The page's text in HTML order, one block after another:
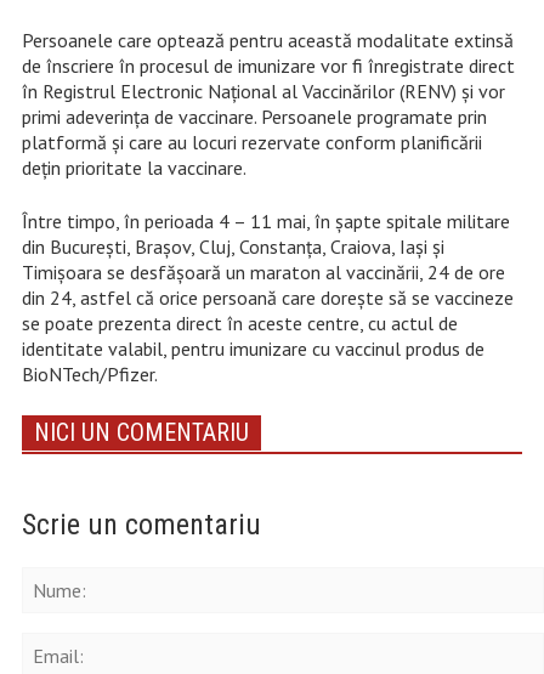
Persoanele care optează pentru această modalitate extinsă
de înscriere în procesul de imunizare vor fi înregistrate direct
în Registrul Electronic Național al Vaccinărilor (RENV) și vor
primi adeverința de vaccinare. Persoanele programate prin
platformă și care au locuri rezervate conform planificării
dețin prioritate la vaccinare.
Între timpo, în perioada 4 – 11 mai, în șapte spitale militare
din București, Brașov, Cluj, Constanța, Craiova, Iași și
Timișoara se desfășoară un maraton al vaccinării, 24 de ore
din 24, astfel că orice persoană care dorește să se vaccineze
se poate prezenta direct în aceste centre, cu actul de
identitate valabil, pentru imunizare cu vaccinul produs de
BioNTech/Pfizer.
NICI UN COMENTARIU
Scrie un comentariu